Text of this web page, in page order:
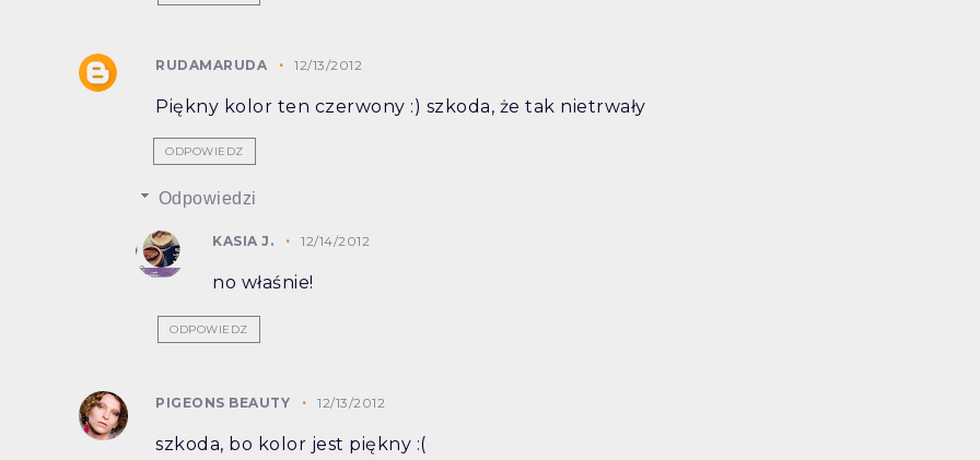
RUDAMARUDA 12/13/2012
Piękny kolor ten czerwony :) szkoda, że tak nietrwały
ODPOWIEDZ
Odpowiedzi
KASIA J. 12/14/2012
no właśnie!
ODPOWIEDZ
PIGEONS BEAUTY 12/13/2012
szkoda, bo kolor jest piękny :(